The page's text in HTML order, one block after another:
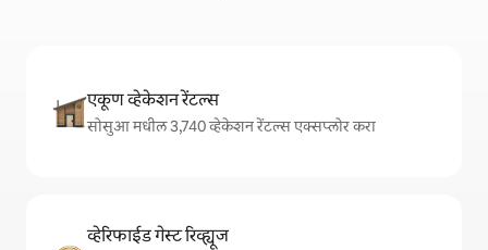
एकूण व्हेकेशन रेंटल्स
सोसुआ मधील 3,740 व्हेकेशन रेंटल्स एक्सप्लोर करा
व्हेरिफाईड गेस्ट रिव्ह्यूज